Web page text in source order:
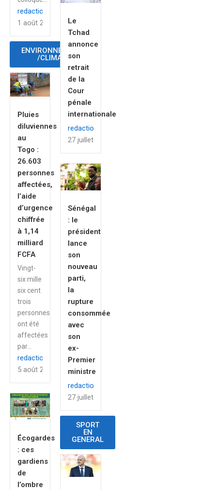
redaction
1 août 2026
ENVIRONNEMENT
/CLIMAT
Pluies
diluviennes
au
Togo :
26.603
personnes
affectées,
l’aide
d’urgence
chiffrée
à 1,14
milliard
FCFA
Vingt-
six mille
six cent
trois
personnes
ont été
affectées
par...
redaction
5 août 2026
Écogardes
: ces
gardiens
de
l’ombre
Le
Tchad
annonce
son
retrait
de la
Cour
pénale
internationale
redaction
27 juillet 2026
Sénégal
: le
président
lance
son
nouveau
parti,
la
rupture
consommée
avec
son
ex-
Premier
ministre
redaction
27 juillet 2026
SPORT
EN
GENERAL